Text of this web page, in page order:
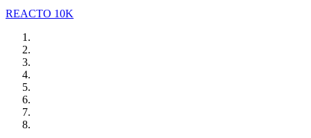
REACTO 10K